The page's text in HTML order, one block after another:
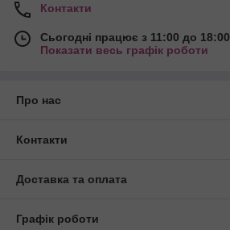
Контакти
Сьогодні працює з 11:00 до 18:00
Показати весь графік роботи
Про нас
Контакти
Доставка та оплата
Графік роботи